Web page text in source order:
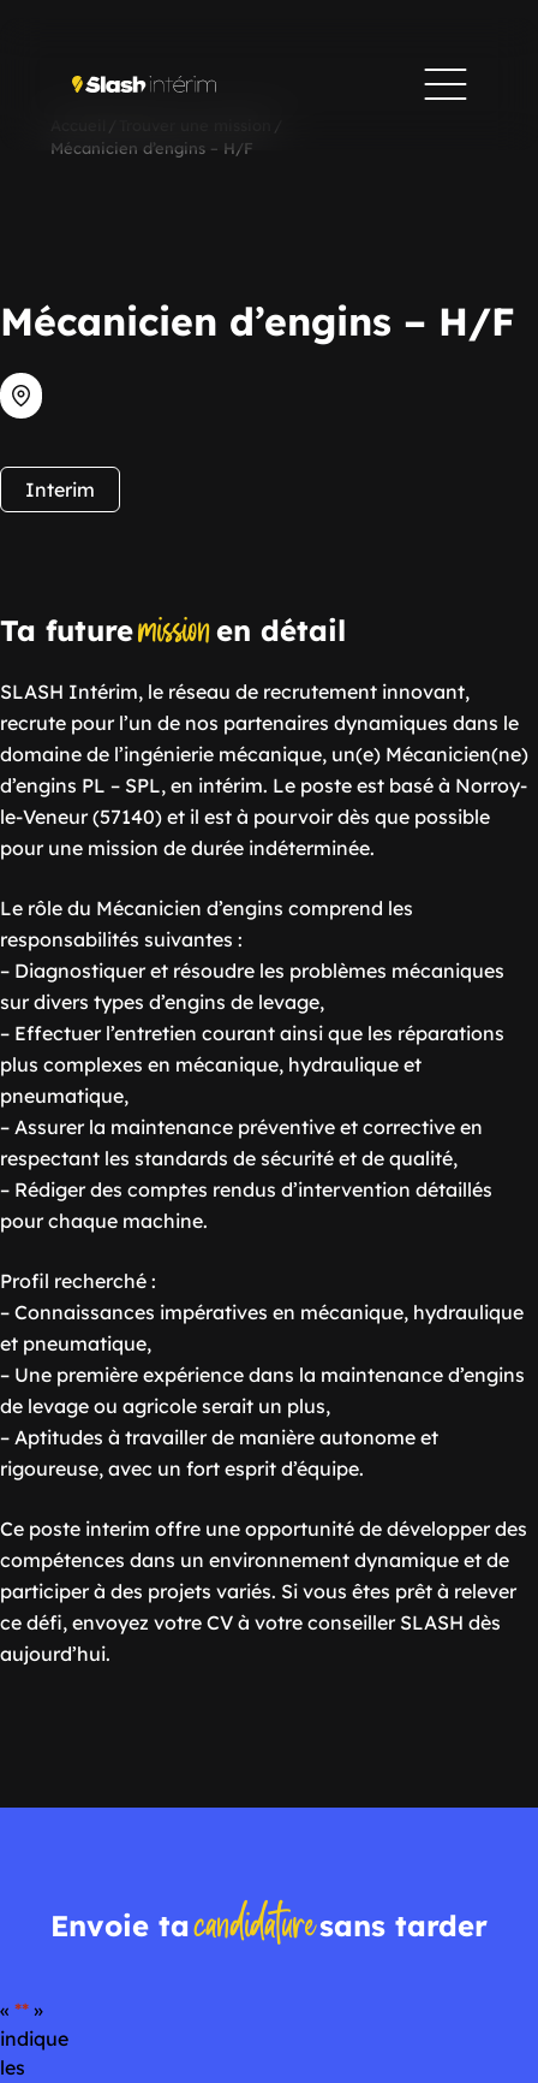
Mécanicien d’engins – H/F
Mécanicien d’engins – H/F
Interim
Ta futuremissionen détail
SLASH Intérim, le réseau de recrutement innovant,
recrute pour l’un de nos partenaires dynamiques dans le
domaine de l’ingénierie mécanique, un(e) Mécanicien(ne)
d’engins PL – SPL, en intérim. Le poste est basé à Norroy-
le-Veneur (57140) et il est à pourvoir dès que possible
pour une mission de durée indéterminée.
Le rôle du Mécanicien d’engins comprend les
responsabilités suivantes :
– Diagnostiquer et résoudre les problèmes mécaniques
sur divers types d’engins de levage,
– Effectuer l’entretien courant ainsi que les réparations
plus complexes en mécanique, hydraulique et
pneumatique,
– Assurer la maintenance préventive et corrective en
respectant les standards de sécurité et de qualité,
– Rédiger des comptes rendus d’intervention détaillés
pour chaque machine.
Profil recherché :
– Connaissances impératives en mécanique, hydraulique
et pneumatique,
– Une première expérience dans la maintenance d’engins
de levage ou agricole serait un plus,
– Aptitudes à travailler de manière autonome et
rigoureuse, avec un fort esprit d’équipe.
Ce poste interim offre une opportunité de développer des
compétences dans un environnement dynamique et de
participer à des projets variés. Si vous êtes prêt à relever
ce défi, envoyez votre CV à votre conseiller SLASH dès
aujourd’hui.
Envoie tacandidaturesans tarder
« * »
indique
les